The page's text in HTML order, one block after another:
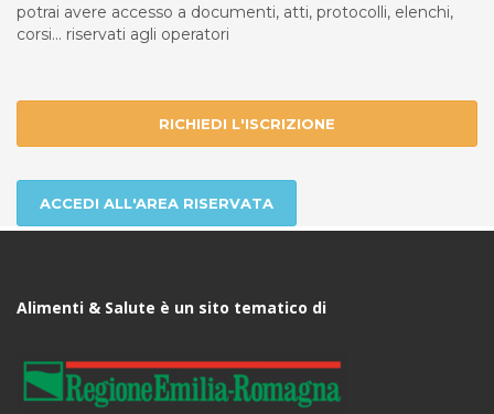
potrai avere accesso a documenti, atti, protocolli, elenchi,
corsi... riservati agli operatori
RICHIEDI L'ISCRIZIONE
ACCEDI ALL'AREA RISERVATA
Alimenti & Salute è un sito tematico di